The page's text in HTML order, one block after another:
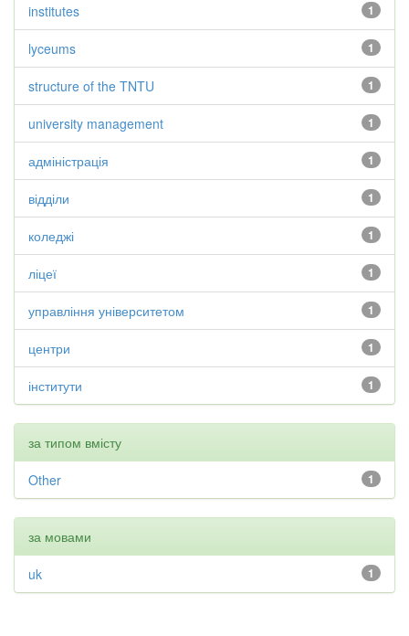
1
institutes
1
lyceums
1
structure of the TNTU
1
university management
1
адміністрація
1
відділи
1
коледжі
1
ліцеї
1
управління університетом
1
центри
1
інститути
за типом вмісту
1
Other
за мовами
1
uk